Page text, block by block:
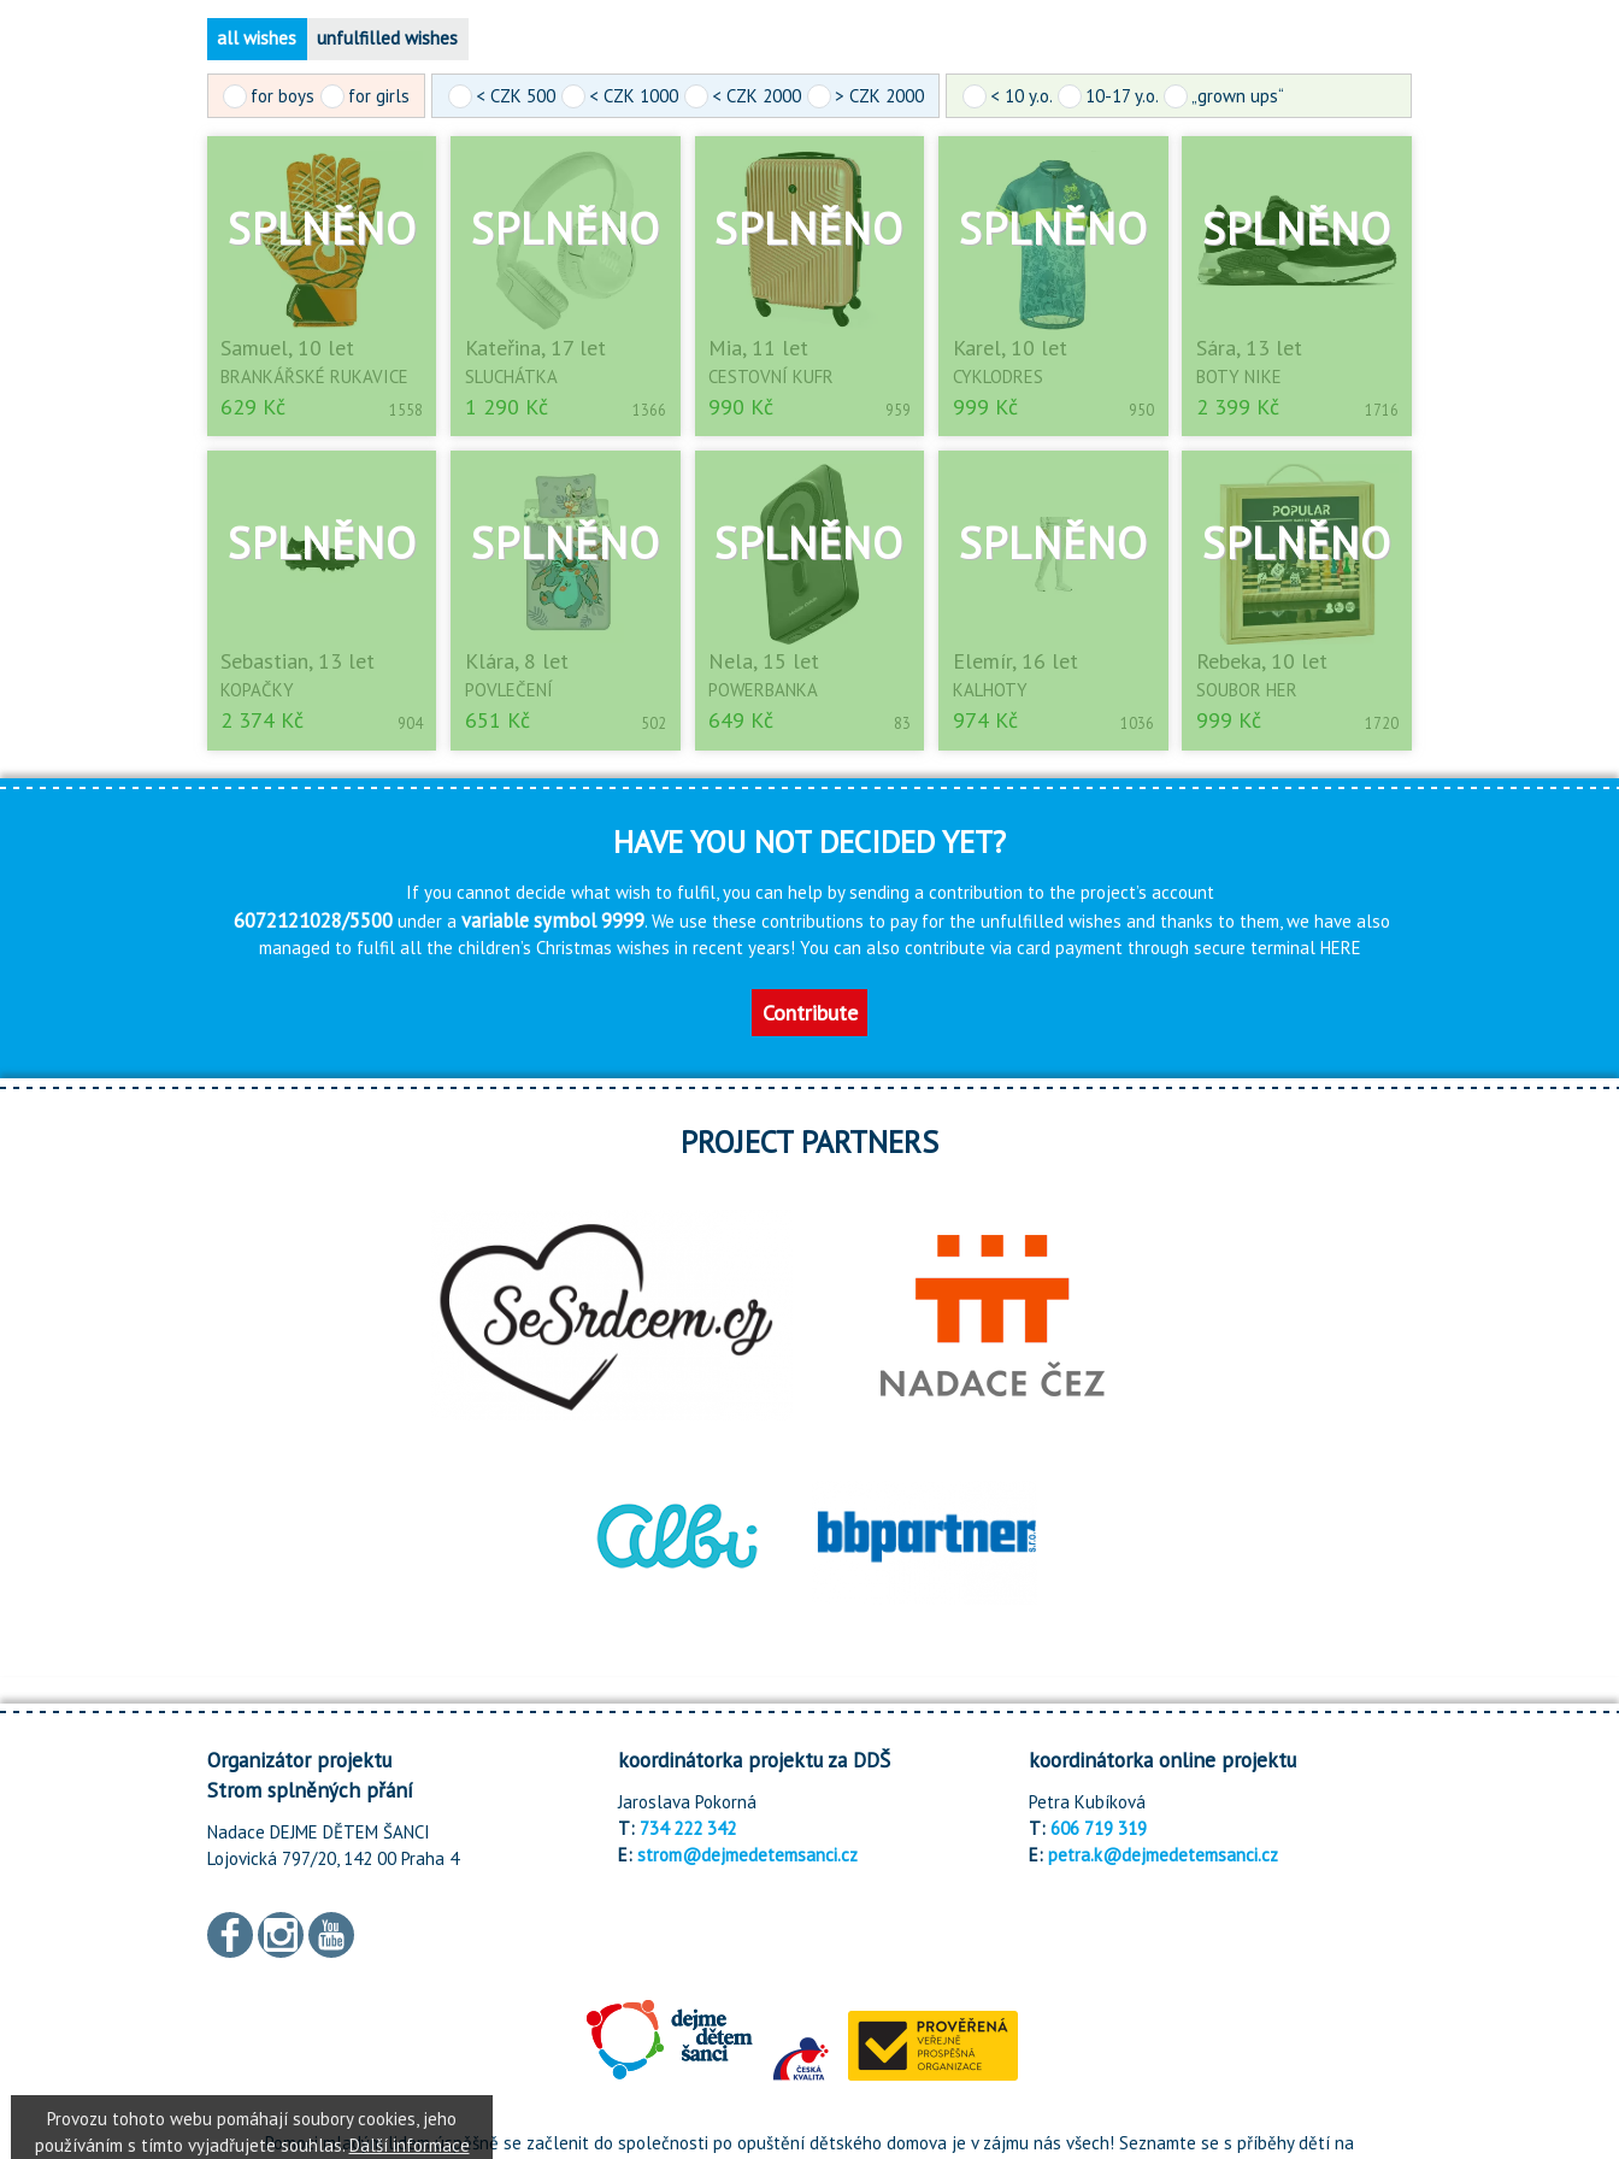
all wishes unfulfilled wishes
for boys for girls < CZK 500 < CZK 1000 < CZK 2000 > CZK 2000 < 10 y.o. 10-17 y.o. „grown ups“
Samuel, 10 let
BRANKÁŘSKÉ RUKAVICE
629 Kč 1558
Kateřina, 17 let
SLUCHÁTKA
1 290 Kč 1366
Mia, 11 let
CESTOVNÍ KUFR
990 Kč 959
Karel, 10 let
CYKLODRES
999 Kč 950
Sára, 13 let
BOTY NIKE
2 399 Kč 1716
Sebastian, 13 let
KOPAČKY
2 374 Kč 904
Klára, 8 let
POVLEČENÍ
651 Kč 502
Nela, 15 let
POWERBANKA
649 Kč 83
Elemír, 16 let
KALHOTY
974 Kč 1036
Rebeka, 10 let
SOUBOR HER
999 Kč 1720
HAVE YOU NOT DECIDED YET?
If you cannot decide what wish to fulfil, you can help by sending a contribution to the project’s account
6072121028/5500 under a variable symbol 9999. We use these contributions to pay for the unfulfilled wishes and thanks to them, we have also
managed to fulfil all the children’s Christmas wishes in recent years! You can also contribute via card payment through secure terminal HERE
Contribute
PROJECT PARTNERS
Organizátor projektu
Strom splněných přání
Nadace DEJME DĚTEM ŠANCI
Lojovická 797/20, 142 00 Praha 4
koordinátorka projektu za DDŠ
Jaroslava Pokorná
T: 734 222 342
E: strom@dejmedetemsanci.cz
koordinátorka online projektu
Petra Kubíková
T:606 719 319
E:petra.k@dejmedetemsanci.cz
Pomoci mladým lidem úspěšně se začlenit do společnosti po opuštění dětského domova je v zájmu nás všech! Seznamte se s příběhy dětí na